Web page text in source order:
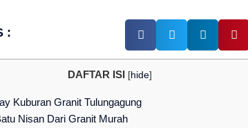
:
DAFTAR ISI [hide]
Kuburan Granit Tulungagung
Nisan Dari Granit Murah